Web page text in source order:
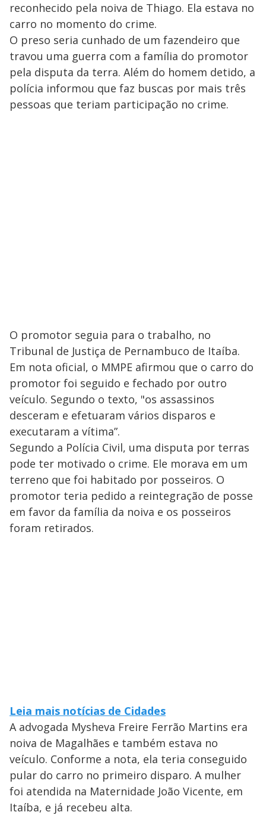
reconhecido pela noiva de Thiago. Ela estava no
carro no momento do crime.
O preso seria cunhado de um fazendeiro que
travou uma guerra com a família do promotor
pela disputa da terra. Além do homem detido, a
polícia informou que faz buscas por mais três
pessoas que teriam participação no crime.
O promotor seguia para o trabalho, no
Tribunal de Justiça de Pernambuco de Itaíba.
Em nota oficial, o MMPE afirmou que o carro do
promotor foi seguido e fechado por outro
veículo. Segundo o texto, "os assassinos
desceram e efetuaram vários disparos e
executaram a vítima”.
Segundo a Polícia Civil, uma disputa por terras
pode ter motivado o crime. Ele morava em um
terreno que foi habitado por posseiros. O
promotor teria pedido a reintegração de posse
em favor da família da noiva e os posseiros
foram retirados.
Leia mais notícias de Cidades
A advogada Mysheva Freire Ferrão Martins era
noiva de Magalhães e também estava no
veículo. Conforme a nota, ela teria conseguido
pular do carro no primeiro disparo. A mulher
foi atendida na Maternidade João Vicente, em
Itaíba, e já recebeu alta.